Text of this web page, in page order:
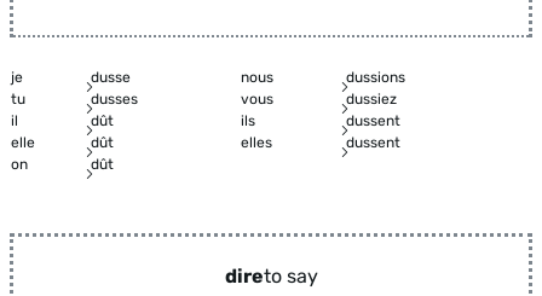
je dusse nous
dussions
tu
dusses vous
dussiez
il
dût ils
dussent
elle
dût elles
dussent
on
dût
direto say